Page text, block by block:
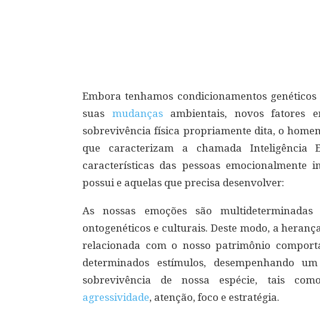
Embora tenhamos condicionamentos
suas mudançasambientais, novos fatores
sobrevivência física propriamente dita, o
que caracterizam a chamada Inteligência
características das pessoas emocionalmente
possui e aquelas que precisa desenvolver:
As nossas emoções são
ontogenéticos e culturais. Deste modo, a
relacionada com o nosso patrimônio
determinados estímulos, desempenhando
sobrevivência de nossa espécie, tais
agressividade, atenção, foco e estratégia.